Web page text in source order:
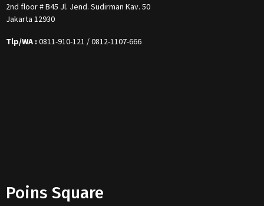
2nd floor # B45 Jl. Jend. Sudirman Kav. 50
Jakarta 12930
Tlp/WA : 0811-910-121 / 0812-1107-666
Poins Square